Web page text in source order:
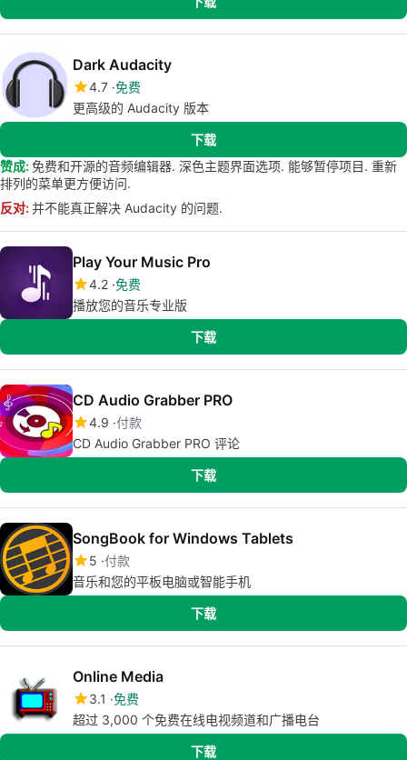
Dark Audacity
4.7 免费
更高级的 Audacity 版本
下载
赞成: 免费和开源的音频编辑器. 深色主题界面选项. 能够暂停项目. 重新
排列的菜单更方便访问.
反对: 并不能真正解决 Audacity 的问题.
Play Your Music Pro
4.2 免费
播放您的音乐专业版
下载
CD Audio Grabber PRO
4.9 付款
CD Audio Grabber PRO 评论
下载
SongBook for Windows Tablets
5 付款
音乐和您的平板电脑或智能手机
下载
Online Media
3.1 免费
超过 3,000 个免费在线电视频道和广播电台
下载